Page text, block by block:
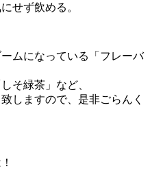
せず飲める。
ムになっている「フレーバ
そ緑茶」など、
しますので、是非ごらんく